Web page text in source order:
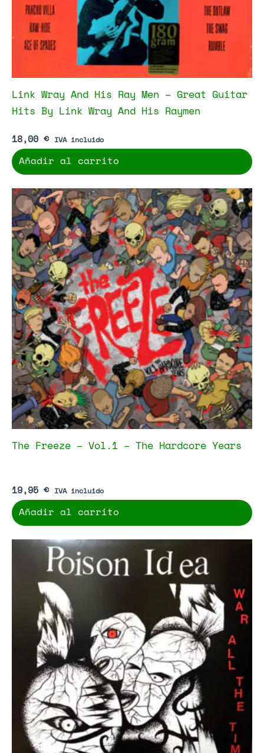
Link Wray And His Ray Men – Great Guitar
Hits By Link Wray And His Raymen
18,00 € IVA incluido
Añadir al carrito
The Freeze – Vol.1 – The Hardcore Years
19,95 € IVA incluido
Añadir al carrito